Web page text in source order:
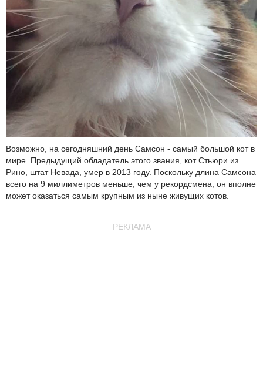
Возможно, на сегодняшний день Самсон - самый большой кот в
мире. Предыдущий обладатель этого звания, кот Стьюри из
Рино, штат Невада, умер в 2013 году. Поскольку длина Самсона
всего на 9 миллиметров меньше, чем у рекордсмена, он вполне
может оказаться самым крупным из ныне живущих котов.
РЕКЛАМА